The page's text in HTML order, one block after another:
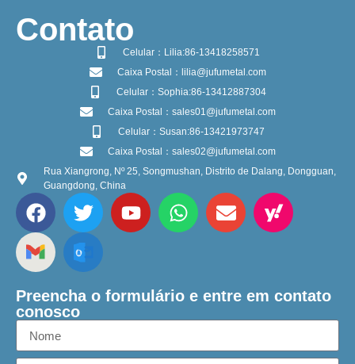
​Contato
Celular：Lilia:86-13418258571
Caixa Postal：lilia@jufumetal.com
Celular：Sophia:86-13412887304
Caixa Postal：sales01@jufumetal.com
Celular：Susan:86-13421973747
Caixa Postal：sales02@jufumetal.com
Rua Xiangrong, Nº 25, Songmushan, Distrito de Dalang, Dongguan,
Guangdong, China
Preencha o formulário e entre em contato
conosco